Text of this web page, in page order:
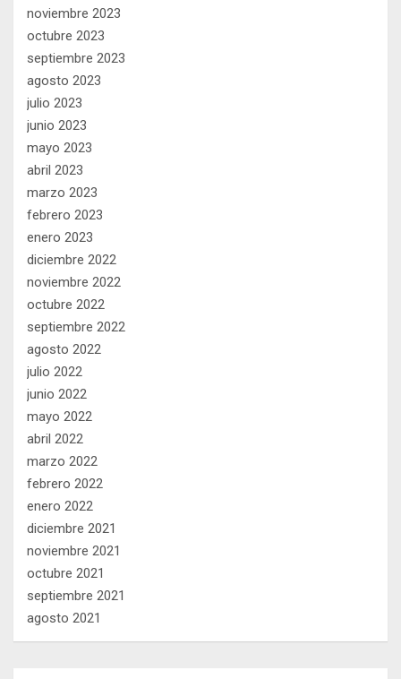
noviembre 2023
octubre 2023
septiembre 2023
agosto 2023
julio 2023
junio 2023
mayo 2023
abril 2023
marzo 2023
febrero 2023
enero 2023
diciembre 2022
noviembre 2022
octubre 2022
septiembre 2022
agosto 2022
julio 2022
junio 2022
mayo 2022
abril 2022
marzo 2022
febrero 2022
enero 2022
diciembre 2021
noviembre 2021
octubre 2021
septiembre 2021
agosto 2021